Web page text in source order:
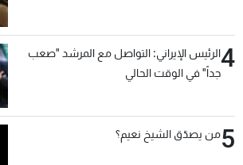
4الرئيس الإيراني: التواصل مع المرشد "صعب
جداً" في الوقت الحالي
5من يصدّق الشيخ نعيم؟